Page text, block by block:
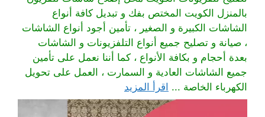
بالمنزل الكويت المختص بفك و تبديل كافة أنواع
الشاشات الكبيرة و الصغير ، تأمين أجود أنواع الشاشات
، صيانة و تصليح جميع أنواع التلفزيونات و الشاشات
بعدة أحجام و بكافة الأنواع ، كما أننا نعمل على تأمين
جميع الشاشات العادية و السمارت ، العمل على تحويل
الكهرباء الخاصة ... اقرأ المزيد